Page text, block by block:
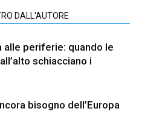
DALL'AUTORE
alle periferie: quando le
schiacciano i
bisogno dell’Europa